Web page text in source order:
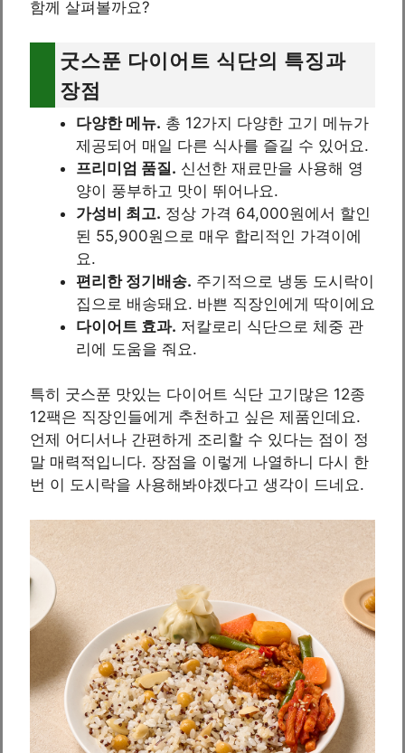
함께 살펴볼까요?
굿스푼 다이어트 식단의 특징과
장점
다양한 메뉴. 총 12가지 다양한 고기 메뉴가
제공되어 매일 다른 식사를 즐길 수 있어요.
프리미엄 품질. 신선한 재료만을 사용해 영
양이 풍부하고 맛이 뛰어나요.
가성비 최고. 정상 가격 64,000원에서 할인
된 55,900원으로 매우 합리적인 가격이에
요.
편리한 정기배송. 주기적으로 냉동 도시락이
집으로 배송돼요. 바쁜 직장인에게 딱이에요
다이어트 효과. 저칼로리 식단으로 체중 관
리에 도움을 줘요.
특히 굿스푼 맛있는 다이어트 식단 고기많은 12종
12팩은 직장인들에게 추천하고 싶은 제품인데요.
언제 어디서나 간편하게 조리할 수 있다는 점이 정
말 매력적입니다. 장점을 이렇게 나열하니 다시 한
번 이 도시락을 사용해봐야겠다고 생각이 드네요.